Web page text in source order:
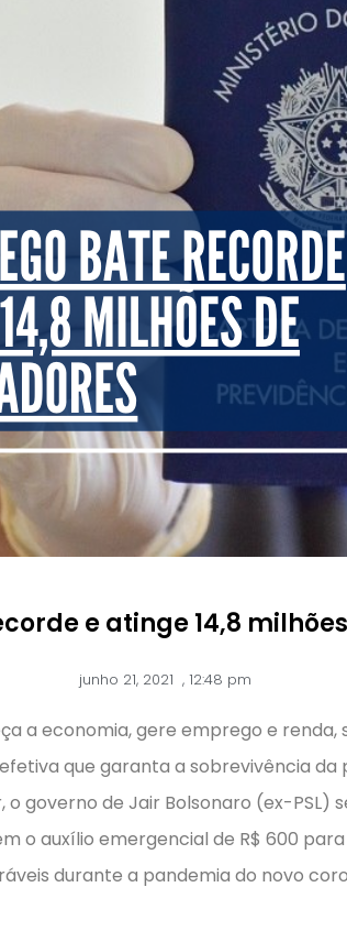
e atinge 14,8
junho 21, 2021 ,12:48 pm
a economia, gere emprego e renda,
que garanta a sobrevivência da
governo de Jair Bolsonaro (ex-PSL)
o auxílio emergencial de R$ 600
durante a pandemia do novo